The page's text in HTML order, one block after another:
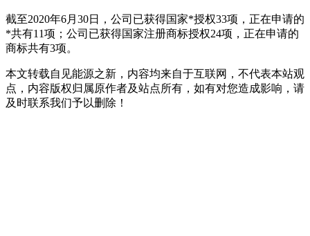
截至2020年6月30日，公司已获得国家*授权33项，正在申请的
*共有11项；公司已获得国家注册商标授权24项，正在申请的
商标共有3项。
本文转载自见能源之新，内容均来自于互联网，不代表本站观
点，内容版权归属原作者及站点所有，如有对您造成影响，请
及时联系我们予以删除！